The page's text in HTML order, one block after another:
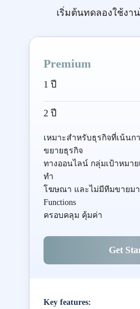
เริ่มต้นทดลองใช้งา
Premium
1 ปี
2 ปี
เหมาะสำหรับธุรกิจที่เน้นก
ขยายธุรกิจ
ทางออนไลน์ กลุ่มเป้าหมา
ทำ
โฆษณา และไม่มีทีมขายมา
Functions
ครอบคลุม คุ้มค่า
Get
Key features: